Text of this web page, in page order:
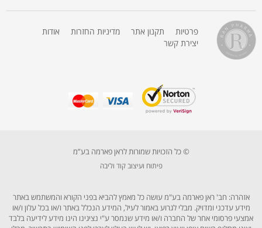
פרטיות תקנון אתר מדיניות החזרות
אודות
יצירת קשר
© כל הזכויות שמורות לראן פארמה בע”מ
פיתוח ועיצוב קוד וליבה
אזהרה: חב' ראן פארמה בע"מ עושה כל מאמץ להביא בפני הקורא והמשתמש באתר
מידע עדכני ומדויק. מבלי לגרוע באמור לעיל, המידע הנכלל באתר ו/או בכל עלון ו/או
אמצעי פרסומי אחר של החברה ו/או מידע שנמסר ע"י נציגינו הינו מידע לידיעה בלבד